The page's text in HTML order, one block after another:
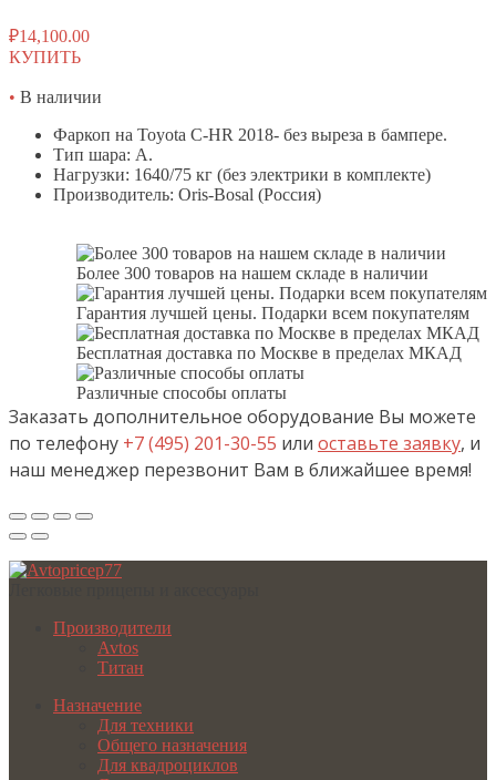
₽14,100.00
КУПИТЬ
• В наличии
Фаркоп на Toyota C-HR 2018- без выреза в бампере.
Тип шара: A.
Нагрузки: 1640/75 кг (без электрики в комплекте)
Производитель: Oris-Bosal (Россия)
Более 300 товаров на нашем складе в наличии
Гарантия лучшей цены. Подарки всем покупателям
Бесплатная доставка по Москве в пределах МКАД
Различные способы оплаты
Заказать дополнительное оборудование Вы можете
по телефону +7 (495) 201-30-55 или оставьте заявку, и
наш менеджер перезвонит Вам в ближайшее время!
Производители
Avtos
Титан
Назначение
Для техники
Общего назначения
Для квадроциклов